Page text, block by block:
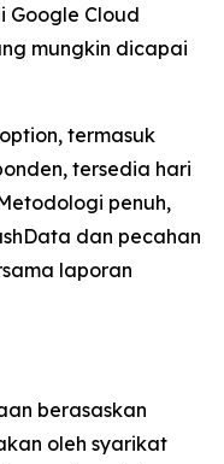
Google Cloud
mungkin dicapai
, termasuk
tersedia hari
penuh,
dan pecahan
laporan
berasaskan
oleh syarikat